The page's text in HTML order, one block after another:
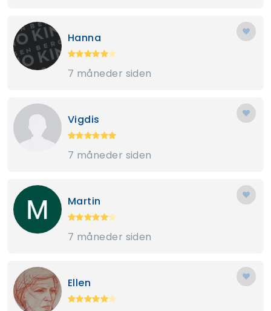
Hanna
7 måneder siden
Vigdis
7 måneder siden
Martin
7 måneder siden
Ellen